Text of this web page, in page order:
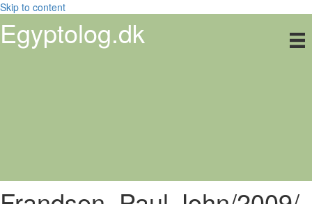
Skip to content
Egyptolog.dk